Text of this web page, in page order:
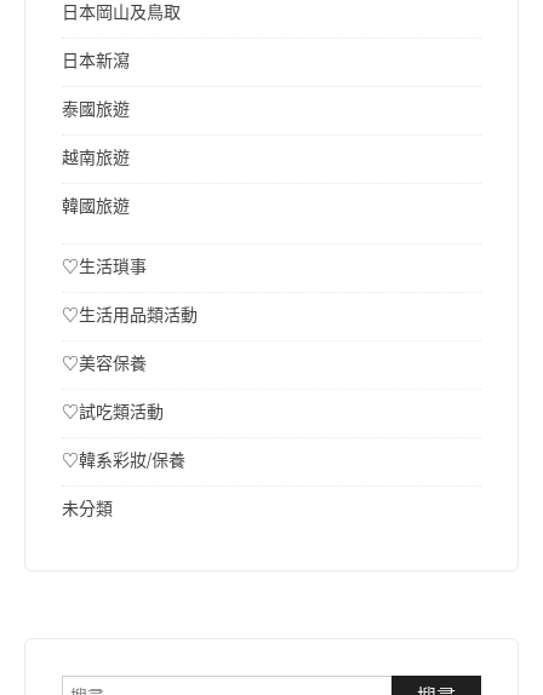
日本岡山及鳥取
日本新瀉
泰國旅遊
越南旅遊
韓國旅遊
♡生活瑣事
♡生活用品類活動
♡美容保養
♡試吃類活動
♡韓系彩妝/保養
未分類
搜